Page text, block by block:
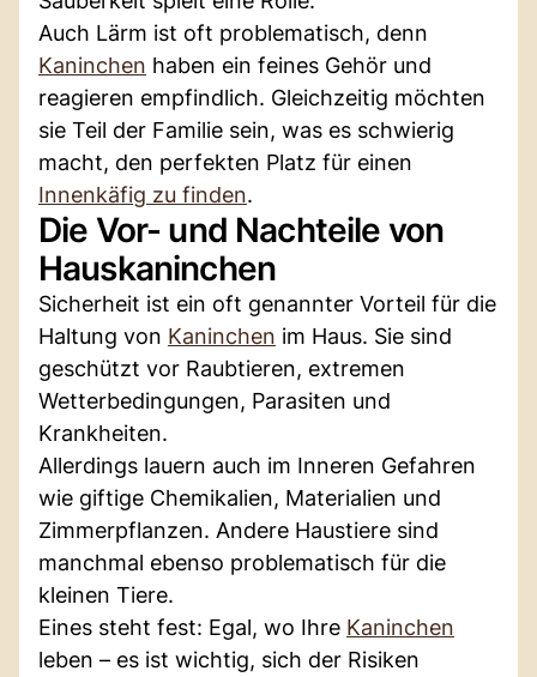
Auch Lärm ist oft problematisch, denn
Kaninchen haben ein feines Gehör und
reagieren empfindlich. Gleichzeitig möchten
sie Teil der Familie sein, was es schwierig
macht, den perfekten Platz für einen
Innenkäfig zu finden.
Die Vor- und Nachteile von
Hauskaninchen
Sicherheit ist ein oft genannter Vorteil für die
Haltung von Kaninchen im Haus. Sie sind
geschützt vor Raubtieren, extremen
Wetterbedingungen, Parasiten und
Krankheiten.
Allerdings lauern auch im Inneren Gefahren
wie giftige Chemikalien, Materialien und
Zimmerpflanzen. Andere Haustiere sind
manchmal ebenso problematisch für die
kleinen Tiere.
Eines steht fest: Egal, wo Ihre Kaninchen
leben – es ist wichtig, sich der Risiken